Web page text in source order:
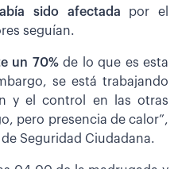
sido afectada por el
seguían.
un 70%de lo que es esta
se está trabajando
y el control en las otras
pero presencia de calor”,
Seguridad Ciudadana.